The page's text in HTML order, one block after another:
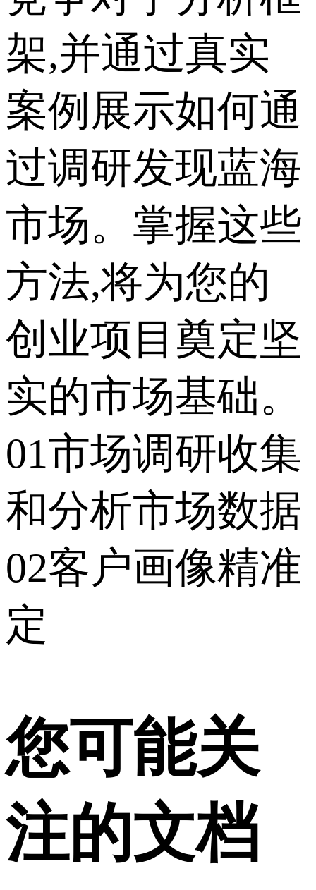
架,并通过真实
案例展示如何通
过调研发现蓝海
市场。掌握这些
方法,将为您的
创业项目奠定坚
实的市场基础。
01市场调研收集
和分析市场数据
02客户画像精准
定
您可能关
注的文档